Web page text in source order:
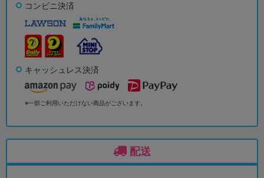
コンビニ決済
キャッシュレス決済
※一部ご利用いただけない商品がございます。
配送